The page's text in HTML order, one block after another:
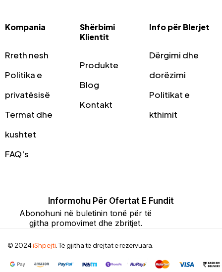
Kompania
Rreth nesh
Politika e
privatësisë
Termat dhe
kushtet
FAQ's
Shërbimi
Klientit
Produkte
Blog
Kontakt
Info për Blerjet
Dërgimi dhe
dorëzimi
Politikat e
kthimit
Informohu Për Ofertat E Fundit
Abonohuni në buletinin tonë për të
gjitha promovimet dhe zbritjet.
© 2024iShpejti. Të gjitha të drejtat e rezervuara.